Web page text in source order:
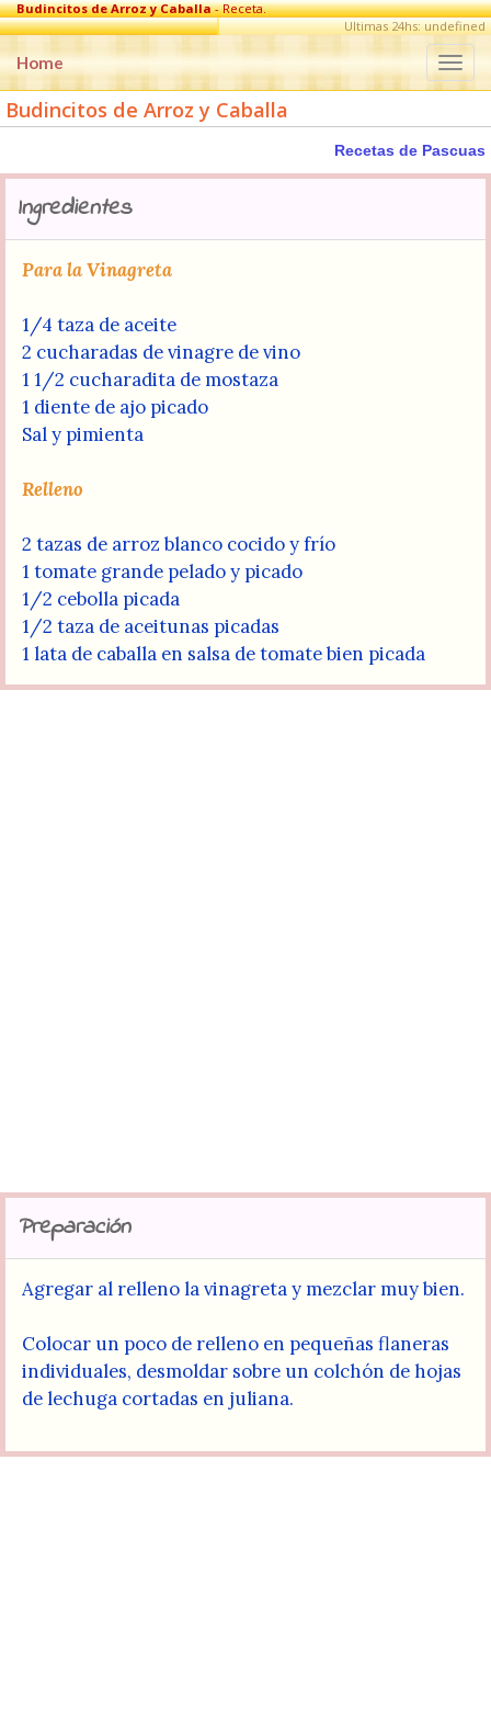
Budincitos de Arroz y Caballa- Receta.
Ultimas 24hs: undefined
Home
Budincitos de Arroz y Caballa
Recetas de Pascuas
Ingredientes
Para la Vinagreta
1/4 taza de aceite
2 cucharadas de vinagre de vino
1 1/2 cucharadita de mostaza
1 diente de ajo picado
Sal y pimienta
Relleno
2 tazas de arroz blanco cocido y frío
1 tomate grande pelado y picado
1/2 cebolla picada
1/2 taza de aceitunas picadas
1 lata de caballa en salsa de tomate bien picada
Preparación
Agregar al relleno la vinagreta y mezclar muy bien.
Colocar un poco de relleno en pequeñas flaneras
individuales, desmoldar sobre un colchón de hojas
de lechuga cortadas en juliana.